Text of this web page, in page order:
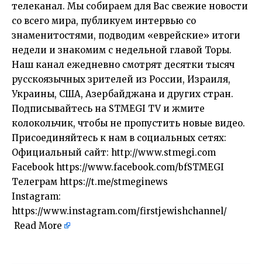
телеканал. Мы собираем для Вас свежие новости
со всего мира, публикуем интервью со
знаменитостями, подводим «еврейские» итоги
недели и знакомим с недельной главой Торы.
Наш канал ежедневно смотрят десятки тысяч
русскоязычных зрителей из России, Израиля,
Украины, США, Азербайджана и других стран.
Подписывайтесь на STMEGI TV и жмите
колокольчик, чтобы не пропустить новые видео.
Присоединяйтесь к нам в социальных сетях:
Официальный сайт: http://www.stmegi.com
Facebook https://www.facebook.com/bfSTMEGI
Телеграм https://t.me/stmeginews
Instagram:
https://www.instagram.com/firstjewishchannel/
Read More